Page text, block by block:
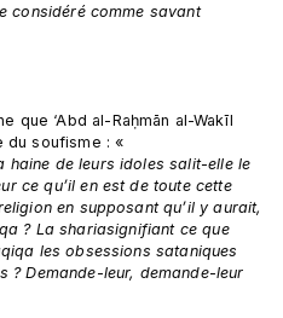
considéré comme savant
que ‘Abd al-Raḥmān al-Wakīl
du soufisme : «
haine de leurs idoles salit-elle le
ce qu’il en est de toute cette
en supposant qu’il y aurait,
? La shariasignifiant ce que
les obsessions sataniques
? Demande-leur, demande-leur